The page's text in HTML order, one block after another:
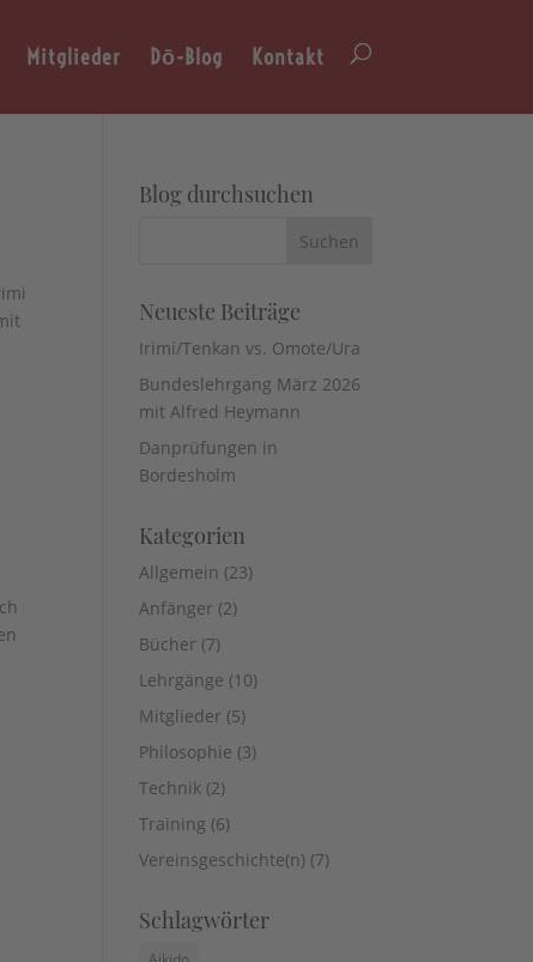
Mitglieder Dō-Blog Kontakt
Blog durchsuchen
Neueste Beiträge
Irimi/Tenkan vs. Omote/Ura
Bundeslehrgang März 2026
mit Alfred Heymann
Danprüfungen in
Bordesholm
Kategorien
Allgemein (23)
Anfänger (2)
Bücher (7)
Lehrgänge (10)
Mitglieder (5)
Philosophie (3)
Technik (2)
Training (6)
Vereinsgeschichte(n) (7)
Schlagwörter